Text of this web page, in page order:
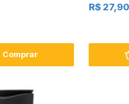
Comprar
R$ 27,90